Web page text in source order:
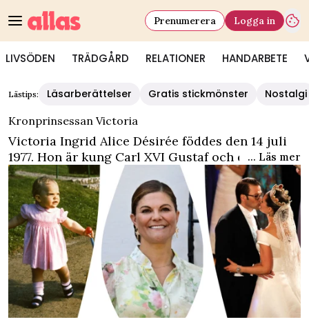
LIVSÖDEN TRÄDGÅRD RELATIONER HANDARBETE
Prenumerera Logga in
Lästips: Läsarberättelser Gratis stickmönster
Nostalgi
Kronprinsessan Victoria
Victoria Ingrid Alice Désirée föddes den 14 juli
1977. Hon är kung Carl XVI Gustaf och drottning
Silvia första barn. Kronprinsessan Victoria är
Sveriges tronarvinge och hertiginna av
Västergötland. Kronprinsessan Victorias syskon
är prins Carl Philip och prinsessan Madeleine.
Hon är gift med prins Daniel – tidigare Daniel
Westling – och paret vigdes i Storkyrkan i
Stockholm den 19 juni 2010. Kronprinsessan
Victoria har två barn, prinsessan Estelle född
2012 och prins Oscar född 2016.
... Läs mer